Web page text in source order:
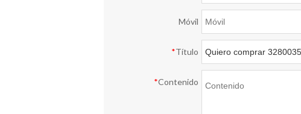
Móvil
*Título
*Contenido